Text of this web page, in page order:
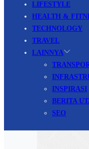
LIFESTYLE
HEALTH &
TECHNOLOGY
TRAVEL
LAINNYA
INSPIRASI
BERITA
SEO